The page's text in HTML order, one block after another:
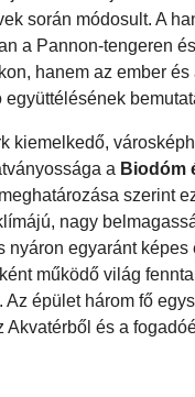
során módosult. A
a Pannon-tengeren
hanem az ember és
együttélésének
kiemelkedő,
a Biodóm
szerint
nagy
nyáron egyaránt képes
működő világ
Az épület három fő
Akvatérből és a